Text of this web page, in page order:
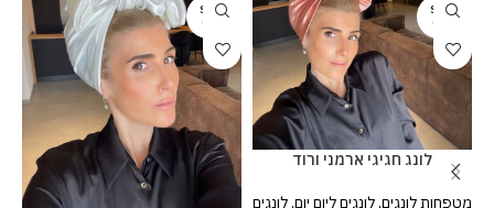
SOLD
OUT
לונג חגיגי ארמני ורוד
מטפחות לונגים,לונגים ליום יום,לונגים
SOLD
OUT